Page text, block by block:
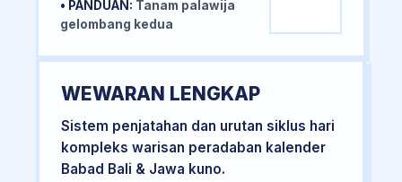
• PANDUAN: Tanam palawija
gelombang kedua
WEWARAN LENGKAP
Sistem penjatahan dan urutan siklus hari
kompleks warisan peradaban kalender
Babad Bali & Jawa kuno.